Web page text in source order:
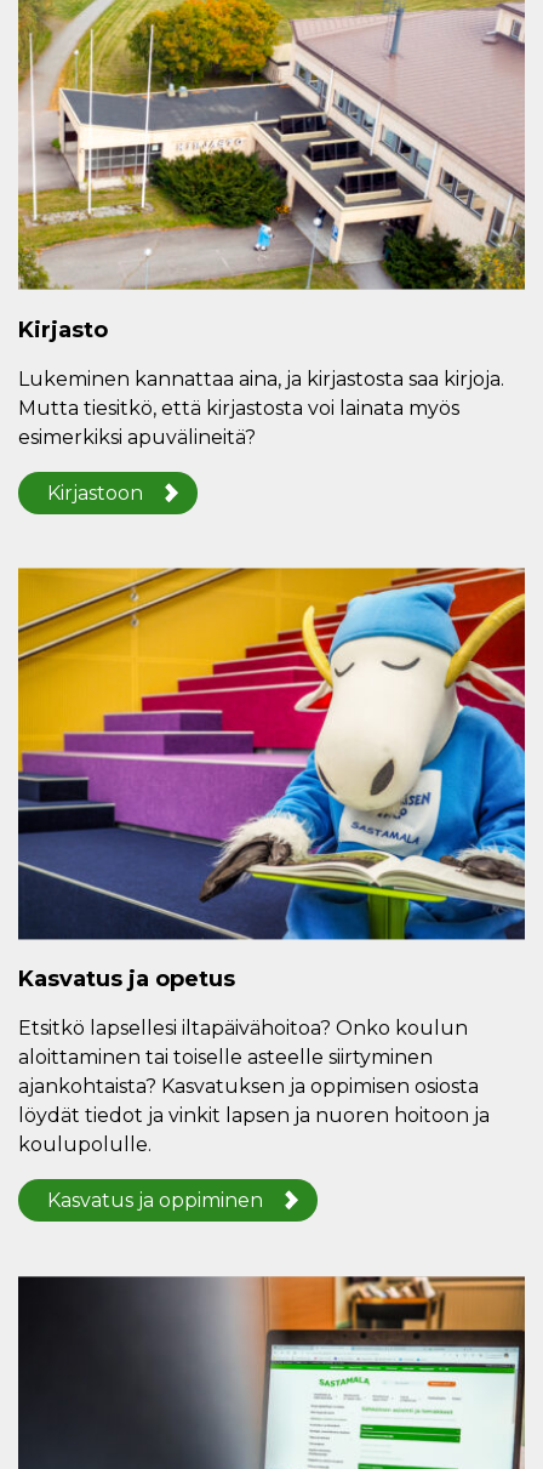
Kirjasto
Lukeminen kannattaa aina, ja kirjastosta saa kirjoja.
Mutta tiesitkö, että kirjastosta voi lainata myös
esimerkiksi apuvälineitä?
Kirjastoon
Kasvatus ja opetus
Etsitkö lapsellesi iltapäivähoitoa? Onko koulun
aloittaminen tai toiselle asteelle siirtyminen
ajankohtaista? Kasvatuksen ja oppimisen osiosta
löydät tiedot ja vinkit lapsen ja nuoren hoitoon ja
koulupolulle.
Kasvatus ja oppiminen